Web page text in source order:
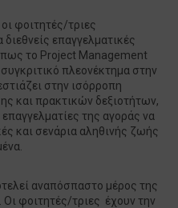
φοιτητές/τριες
επαγγελματικές
το Project Management
πλεονέκτημα στην
στην ισόρροπη
και πρακτικών δεξιοτήτων,
της αγοράς να
και σενάρια αληθινής ζωής
αναπόσπαστο μέρος της
φοιτητές/τριες έχουν την